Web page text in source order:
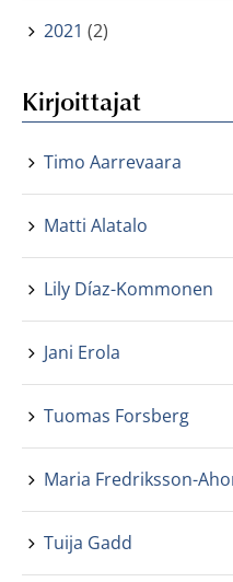
2021 (2)
Kirjoittajat
Timo Aarrevaara
Matti Alatalo
Lily Díaz-Kommonen
Jani Erola
Tuomas Forsberg
Maria Fredriksson-
Tuija Gadd